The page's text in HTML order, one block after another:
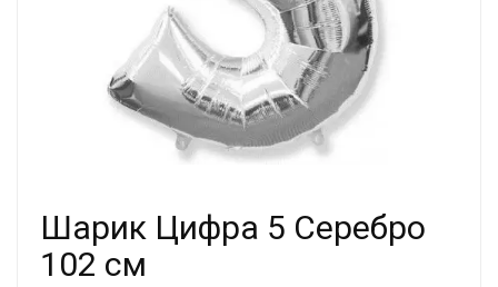
Шарик Цифра 5 Серебро
102 см